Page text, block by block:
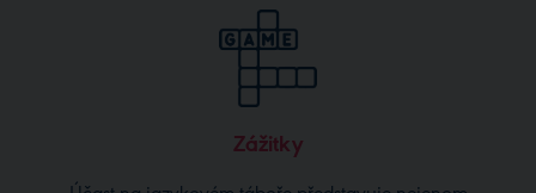
Zážitky